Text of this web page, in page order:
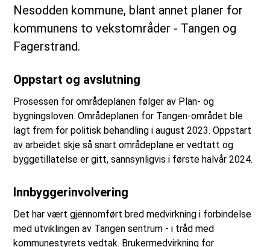
Nesodden kommune, blant annet planer for
kommunens to vekstområder - Tangen og
Fagerstrand.
Oppstart og avslutning
Prosessen for områdeplanen følger av Plan- og
bygningsloven. Områdeplanen for Tangen-området ble
lagt frem for politisk behandling i august 2023. Oppstart
av arbeidet skje så snart områdeplane er vedtatt og
byggetillatelse er gitt, sannsynligvis i første halvår 2024.
Innbyggerinvolvering
Det har vært gjennomført bred medvirkning i forbindelse
med utviklingen av Tangen sentrum - i tråd med
kommunestyrets vedtak. Brukermedvirkning for